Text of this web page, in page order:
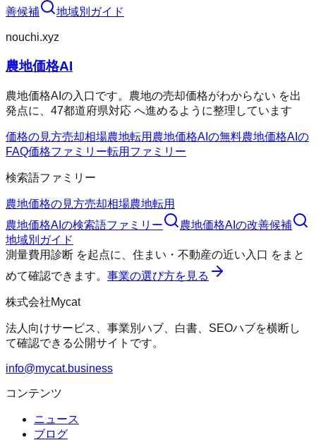
善候補
地域別ガイド
nouchi.xyz
農地価格AI
農地価格AIの入口です。農地の売却価格がわからない を出
発点に、47都道府県対応 へ進めるように整理しています
価格の見方売却相場農地転用 農地価格AIの無料農地価格AIの
FAQ価格ファミリー転用ファミリー
検索語ファミリー
農地価格の見方売却相場農地転用
農地価格AI の検索語ファミリー 農地価格AI の改善候補
地域別ガイド
測量費用診断 を起点に、 住まい・不動産の近い入口 をまと
めて確認できます。 事業の選び方を見る
株式会社Mycat
法人向けサービス、事業別ハブ、白書、SEOハブを横断し
て確認できる公開サイトです。
info@mycat.business
コンテンツ
ニュース
ブログ